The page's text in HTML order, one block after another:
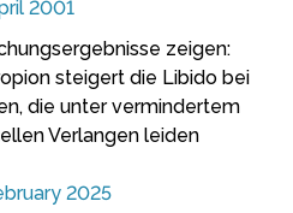
2001
zeigen:
steigert die Libido bei
die unter vermindertem
Verlangen leiden
2025